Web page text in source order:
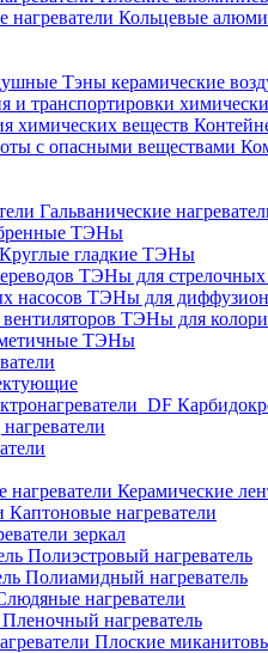
Кольцевые
Тэны керамические
и транспортировки
Гальванические
ТЭНы
Круглые гладкие ТЭНы
ТЭНы для стрелочных
ТЭНы для
ТЭНы для
ТЭНы
Керамические
Каптоновые нагреватели
зеркал
Полиэстровый нагреватель
Полиамидный нагреватель
нагреватели
Пленочный нагреватель
Плоские